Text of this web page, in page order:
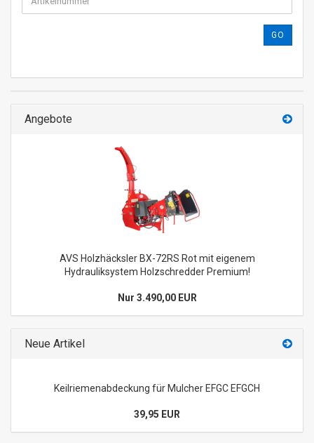
GO
Angebote
AVS Holzhäcksler BX-72RS Rot mit eigenem
Hydrauliksystem Holzschredder Premium!
Nur 3.490,00 EUR
Neue Artikel
Keilriemenabdeckung für Mulcher EFGC EFGCH
39,95 EUR